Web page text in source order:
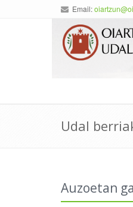
Email:
Udal
Auzoetan